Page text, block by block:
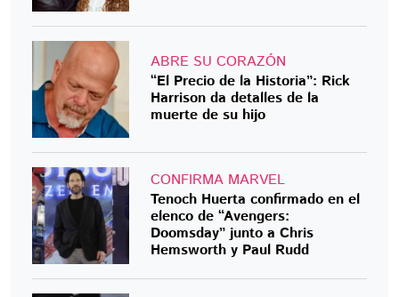
ABRE SU CORAZÓN
“El Precio de la Historia”: Rick
Harrison da detalles de la
muerte de su hijo
CONFIRMA MARVEL
Tenoch Huerta confirmado en el
elenco de “Avengers:
Doomsday” junto a Chris
Hemsworth y Paul Rudd